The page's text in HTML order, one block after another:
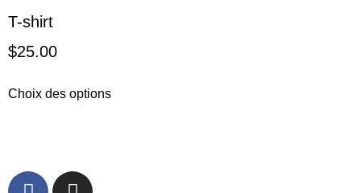
T-shirt
$25.00
Choix des options